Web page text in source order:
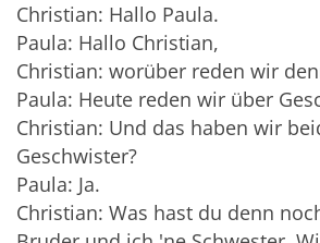
Christian: Hallo Paula.
Paula: Hallo Christian,
Christian: worüber reden wir
Paula: Heute reden wir über
Christian: Und das haben wir
Geschwister?
Paula: Ja.
Christian: Was hast du denn